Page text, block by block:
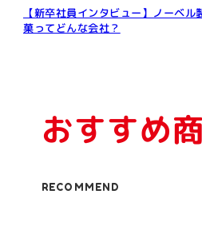
【新卒社員インタビュー】ノーベル
菓ってどんな会社？
おすすめ
RECOMMEND